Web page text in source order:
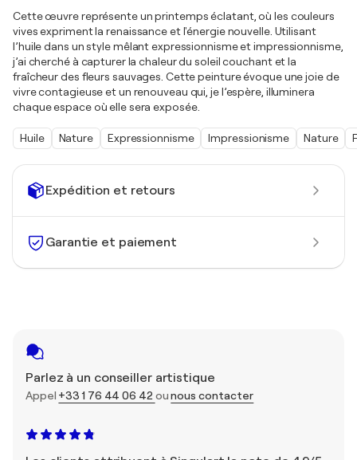
Expédition et retours
Garantie et paiement
Parlez à un conseiller artistique
Appel +33 1 76 44 06 42ounous contacter
Cette œuvre représente un printemps éclatant, où les couleurs
vives expriment la renaissance et l'énergie nouvelle. Utilisant
l’huile dans un style mêlant expressionnisme et impressionnisme,
j’ai cherché à capturer la chaleur du soleil couchant et la
fraîcheur des fleurs sauvages. Cette peinture évoque une joie de
vivre contagieuse et un renouveau qui, je l’espère, illuminera
chaque espace où elle sera exposée.
Huile Nature Expressionnisme Impressionisme Nature